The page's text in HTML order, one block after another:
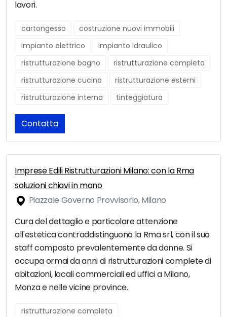
lavori.
cartongesso
costruzione nuovi immobili
impianto elettrico
impianto idraulico
ristrutturazione bagno
ristrutturazione completa
ristrutturazione cucina
ristrutturazione esterni
ristrutturazione interna
tinteggiatura
Contatta
Imprese Edili Ristrutturazioni Milano: con la Rma
soluzioni chiavi in mano
Piazzale Governo Provvisorio, Milano
Cura del dettaglio e particolare attenzione
all'estetica contraddistinguono la Rma srl, con il suo
staff composto prevalentemente da donne. Si
occupa ormai da anni di ristrutturazioni complete di
abitazioni, locali commerciali ed uffici a Milano,
Monza e nelle vicine province.
ristrutturazione completa